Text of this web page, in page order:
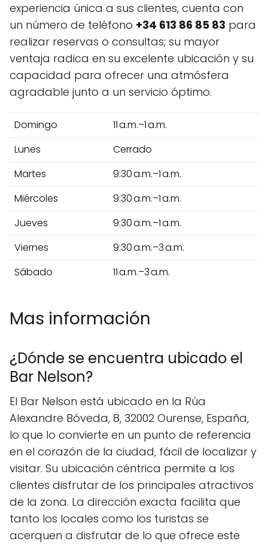
experiencia única a sus clientes, cuenta con
un número de teléfono +34 613 86 85 83 para
realizar reservas o consultas; su mayor
ventaja radica en su excelente ubicación y su
capacidad para ofrecer una atmósfera
agradable junto a un servicio óptimo.
Domingo
11 a.m.–1 a.m.
Lunes
Cerrado
Martes
9:30 a.m.–1 a.m.
Miércoles
9:30 a.m.–1 a.m.
Jueves
9:30 a.m.–1 a.m.
Viernes
9:30 a.m.–3 a.m.
Sábado
11 a.m.–3 a.m.
Mas información
¿Dónde se encuentra ubicado el
Bar Nelson?
El Bar Nelson está ubicado en la Rúa
Alexandre Bóveda, 8, 32002 Ourense, España,
lo que lo convierte en un punto de referencia
en el corazón de la ciudad, fácil de localizar y
visitar. Su ubicación céntrica permite a los
clientes disfrutar de los principales atractivos
de la zona. La dirección exacta facilita que
tanto los locales como los turistas se
acerquen a disfrutar de lo que ofrece este